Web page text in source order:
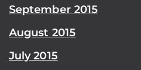
September 2015
August 2015
July 2015